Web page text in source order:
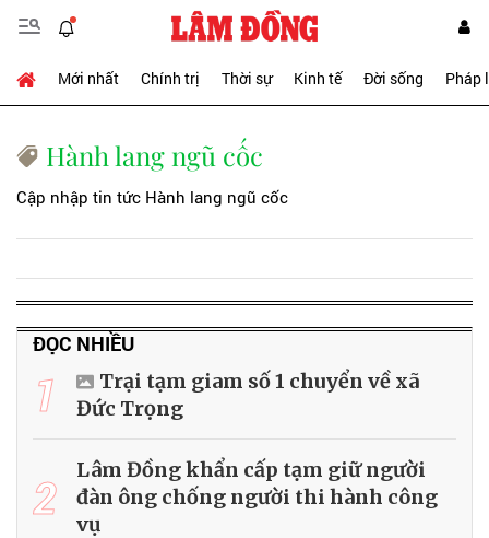
Mới nhất Chính trị Thời sự Kinh tế Đời sống Pháp
Hành lang ngũ cốc
Cập nhập tin tức Hành lang ngũ cốc
ĐỌC NHIỀU
1
Trại tạm giam số 1 chuyển về xã
Đức Trọng
2
Lâm Đồng khẩn cấp tạm giữ người
đàn ông chống người thi hành công
vụ